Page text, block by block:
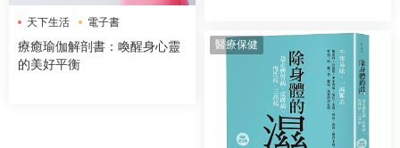
天下生活 電子書
療癒瑜伽解剖書：喚醒身心靈
的美好平衡
醫療保健